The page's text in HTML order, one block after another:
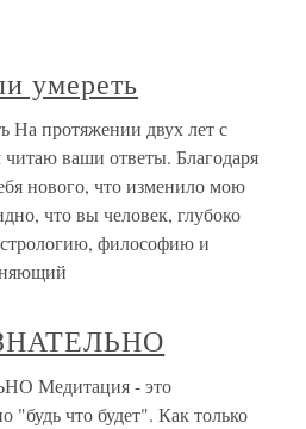
умереть
На протяжении двух лет с
ваши ответы. Благодаря
нового, что изменило мою
что вы человек, глубоко
философию и
Медитация - это
"будь что будет". Как только